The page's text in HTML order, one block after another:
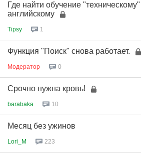
Где найти обучение "техническому"
английскому
Tipsy 1
Функция "Поиск" снова работает.
Модератор 0
Срочно нужна кровь!
barabaka 10
Месяц без ужинов
Lori_M 223